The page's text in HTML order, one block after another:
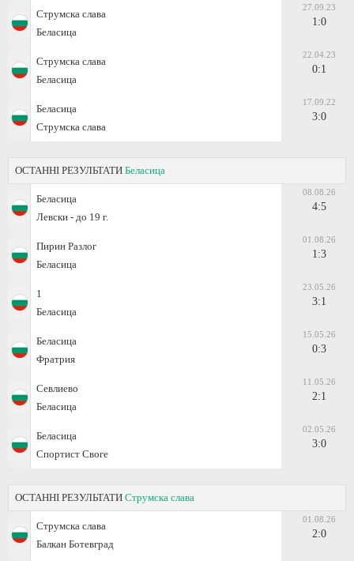
Струмска слава
Беласица
27.09.23
1:0
Струмска слава
Беласица
22.04.23
0:1
Беласица
Струмска слава
17.09.22
3:0
ОСТАННІ РЕЗУЛЬТАТИ Беласица
Беласица
Левски - дo 19 г.
08.08.26
4:5
Пирин Разлог
Беласица
01.08.26
1:3
1
Беласица
23.05.26
3:1
Беласица
Фратрия
15.05.26
0:3
Севлиево
Беласица
11.05.26
2:1
Беласица
Спортист Своге
02.05.26
3:0
ОСТАННІ РЕЗУЛЬТАТИ Струмска слава
Струмска слава
Балкан Ботевград
01.08.26
2:0